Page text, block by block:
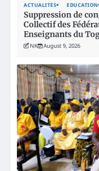
ACTUALITES EDUCATION
Suppression de
Collectif des
Enseignants du
NK August 9, 2026